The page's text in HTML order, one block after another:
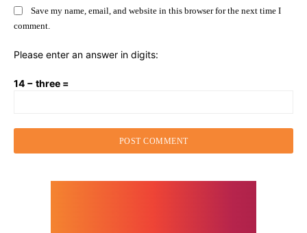
Save my name, email, and website in this browser for the next time I
comment.
Please enter an answer in digits:
14 − three =